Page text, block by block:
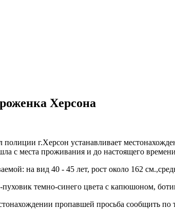
Херсона
полиции г.Херсон устанавливает
с места проживания и до настоящего
на вид 40 - 45 лет, рост около 162
пуховик темно-синего цвета с капюшоном,
пропавшей просьба сообщить по